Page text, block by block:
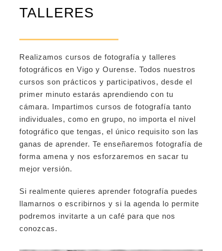
TALLERES
Realizamos cursos de fotografía y talleres
fotográficos en Vigo y Ourense. Todos nuestros
cursos son prácticos y participativos, desde el
primer minuto estarás aprendiendo con tu
cámara. Impartimos cursos de fotografía tanto
individuales, como en grupo, no importa el nivel
fotográfico que tengas, el único requisito son las
ganas de aprender. Te enseñaremos fotografía de
forma amena y nos esforzaremos en sacar tu
mejor versión.
Si realmente quieres aprender fotografía puedes
llamarnos o escribirnos y si la agenda lo permite
podremos invitarte a un café para que nos
conozcas.